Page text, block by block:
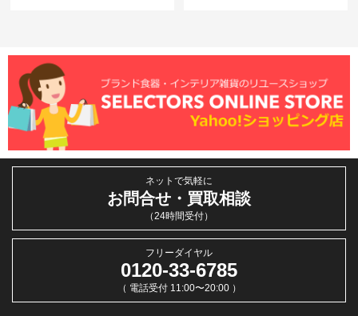
ネットで気軽に
お問合せ・買取相談
（24時間受付）
フリーダイヤル
0120-33-6785
（ 電話受付 11:00〜20:00 ）